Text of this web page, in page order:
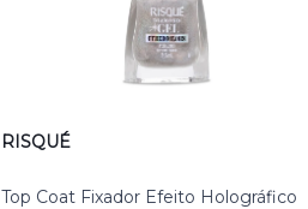
RISQUÉ
Top Coat Fixador Efeito Holográfico